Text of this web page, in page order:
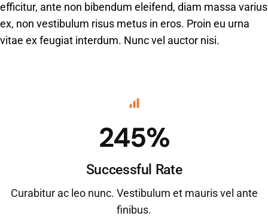
efficitur, ante non bibendum eleifend, diam massa varius
ex, non vestibulum risus metus in eros. Proin eu urna
vitae ex feugiat interdum. Nunc vel auctor nisi.
245%
Successful Rate
Curabitur ac leo nunc. Vestibulum et mauris vel ante
finibus.